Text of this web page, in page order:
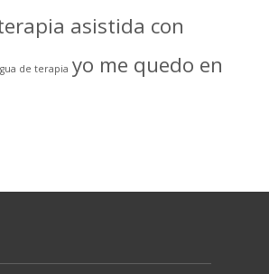
asistida con
de terapia yo me quedo en